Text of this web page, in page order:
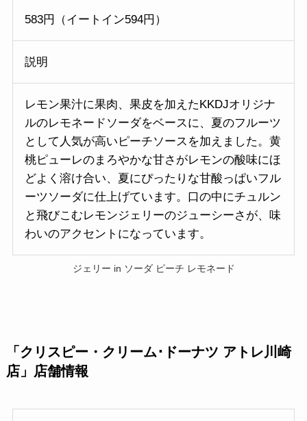
583円（イートイン594円）
説明
レモン果汁に果肉、果皮を加えたKKDJオリジナ
ルのレモネードソーダをベースに、夏のフルーツ
として人気が高いピーチソースを加えました。黄
桃ピューレのまろやかな甘さがレモンの酸味にほ
どよく溶け合い、夏にぴったりな甘酸っぱいフル
ーツソーダに仕上げています。口の中にチュルン
と飛びこむレモンジェリーのジューシーさが、味
わいのアクセントになっています。
ジェリー in ソーダ ピーチ レモネード
「クリスピー・クリーム･ドーナツ アトレ川崎
店」店舗情報